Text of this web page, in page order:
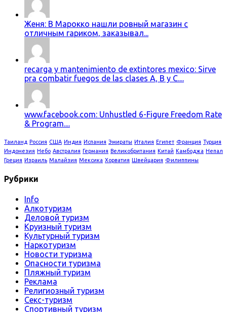
Женя: В Марокко нашли ровный магазин с
отличным гариком, заказывал...
recarga y mantenimiento de extintores mexico: Sirve
pra combatir fuegos de las clases A, B y C....
www.facebook.com: Unhustled 6-Figure Freedom Rate
& Program....
Таиланд Россия США Индия Испания Эмираты Италия Египет Франция Турция
Индонезия Небо Австралия Германия Великобритания Китай Камбоджа Непал
Греция Израиль Малайзия Мексика Хорватия Швейцария Филиппины
Рубрики
Info
Алкотуризм
Деловой туризм
Круизный туризм
Культурный туризм
Наркотуризм
Новости туризма
Опасности туризма
Пляжный туризм
Реклама
Религиозный туризм
Секс-туризм
Спортивный туризм